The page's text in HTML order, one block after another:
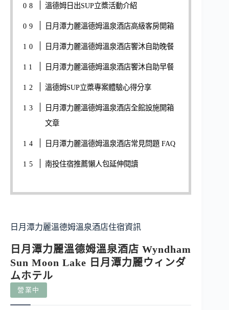
溫德姆日出SUP立槳活動介紹
日月潭力麗溫德姆溫泉酒店高級客房開箱
日月潭力麗溫德姆溫泉酒店饗沐自助晚餐
日月潭力麗溫德姆溫泉酒店饗沐自助早餐
溫德姆SUP立槳專案體驗心得分享
日月潭力麗溫德姆溫泉酒店全館設施開箱
文章
日月潭力麗溫德姆溫泉酒店常見問題 FAQ
南投住宿推薦懶人包延伸閱讀
日月潭力麗溫德姆溫泉酒店住宿資訊
日月潭力麗溫德姆溫泉酒店 Wyndham
Sun Moon Lake 日月潭力麗ウィンダ
ムホテル
營業中